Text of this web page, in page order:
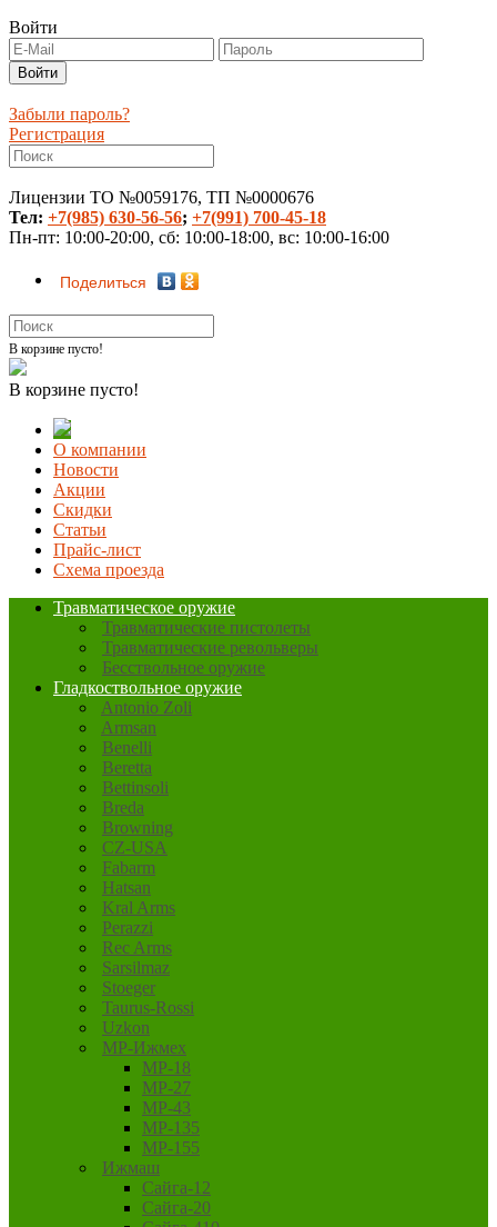
Войти
Забыли пароль?
Регистрация
Лицензии ТО №0059176, ТП №0000676
Тел: +7(985) 630-56-56; +7(991) 700-45-18
Пн-пт: 10:00-20:00, сб: 10:00-18:00, вс: 10:00-16:00
Поделиться
В корзине пусто!
В корзине пусто!
О компании
Новости
Акции
Скидки
Статьи
Прайс-лист
Схема проезда
Травматическое оружие
Травматические пистолеты
Травматические револьверы
Бесствольное оружие
Гладкоствольное оружие
Antonio Zoli
Armsan
Benelli
Beretta
Bettinsoli
Breda
Browning
CZ-USA
Fabarm
Hatsan
Kral Arms
Perazzi
Rec Arms
Sarsilmaz
Stoeger
Taurus-Rossi
Uzkon
MP-Ижмех
MP-18
MP-27
MP-43
MP-135
MP-155
Ижмаш
Сайга-12
Сайга-20